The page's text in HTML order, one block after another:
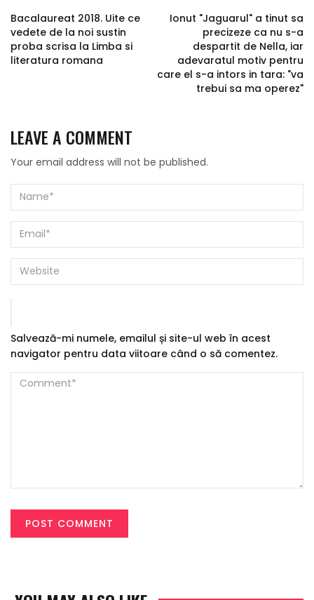
Bacalaureat 2018. Uite ce
vedete de la noi sustin
proba scrisa la Limba si
literatura romana
Ionut "Jaguarul" a tinut sa
precizeze ca nu s-a
despartit de Nella, iar
adevaratul motiv pentru
care el s-a intors in tara: "va
trebui sa ma operez"
LEAVE A COMMENT
Your email address will not be published.
Salvează-mi numele, emailul și site-ul web în acest
navigator pentru data viitoare când o să comentez.